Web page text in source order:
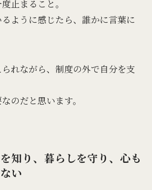
止まること。
ように感じたら、誰かに言葉に
れながら、制度の外で自分を支
のだと思います。
知り、暮らしを守り、心も
い